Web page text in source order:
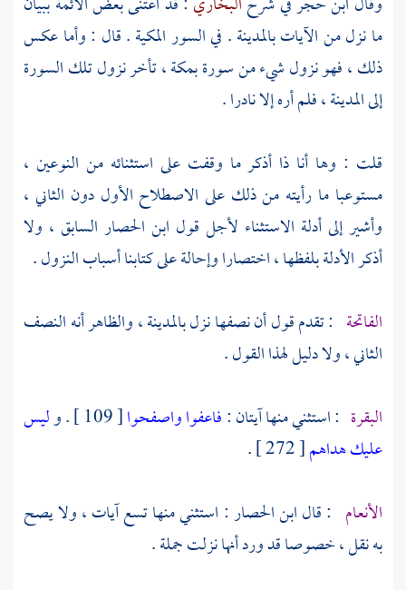
ما نزل من الآياتبالمدينة. في السور المكية . قال : وأما عكس
ذلك ، فهو نزول شيء من سورةبمكة، تأخر نزول تلك السورة
إلىالمدينة، فلم أره إلا نادرا .
قلت : وها أنا ذا أذكر ما وقفت على استثنائه من النوعين ،
مستوعبا ما رأيته من ذلك على الاصطلاح الأول دون الثاني ،
وأشير إلى أدلة الاستثناء لأجل قول ابن الحصار السابق ، ولا
أذكر الأدلة بلفظها ، اختصارا وإحالة على كتابنا أسباب النزول .
الفاتحة : تقدم قول أن نصفها نزلبالمدينة، والظاهر أنه النصف
الثاني ، ولا دليل لهذا القول .
البقرة : استثني منها آيتان :فاعفوا واصفحوا[ 109 ] . و
ليس
عليك هداهم[ 272 ] .
الأنعام : قالابن الحصار: استثني منها تسع آيات ، ولا يصح
به نقل ، خصوصا قد ورد أنها نزلت جملة .